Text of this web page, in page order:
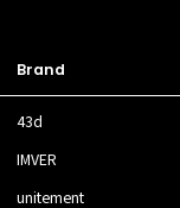
Brand
43d
IMVER
unitement